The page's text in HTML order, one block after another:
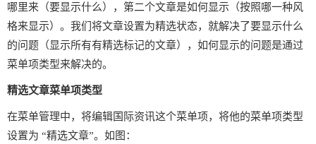
哪里来（要显示什么），第二个文章是如何显示（按照哪一种风
格来显示）。我们将文章设置为精选状态，就解决了要显示什么
的问题（显示所有有精选标记的文章），如何显示的问题是通过
菜单项类型来解决的。
精选文章菜单项类型
在菜单管理中，将编辑国际资讯这个菜单项，将他的菜单项类型
设置为 “精选文章”。如图：